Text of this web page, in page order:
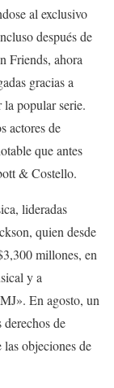
al exclusivo
después de
Friends, ahora
gracias a
la popular serie.
actores de
que antes
& Costello.
lideradas
quien desde
millones, en
y a
En agosto, un
de
objeciones de